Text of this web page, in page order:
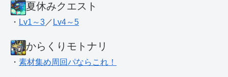
夏休みクエスト
・ Lv1～3 ／ Lv4～5
からくりモトナリ
・ 素材集め周回パならこれ！